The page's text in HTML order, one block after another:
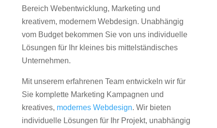
Bereich Webentwicklung, Marketing und
kreativem, modernem Webdesign. Unabhängig
vom Budget bekommen Sie von uns individuelle
Lösungen für Ihr kleines bis mittelständisches
Unternehmen.
Mit unserem erfahrenen Team entwickeln wir für
Sie komplette Marketing Kampagnen und
kreatives, modernes Webdesign. Wir bieten
individuelle Lösungen für Ihr Projekt, unabhängig